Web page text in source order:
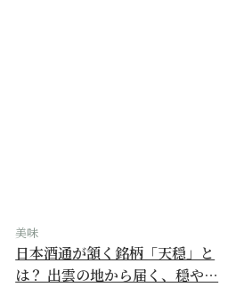
美味
日本酒通が頷く銘柄「天穏」と
は？ 出雲の地から届く、穏や…